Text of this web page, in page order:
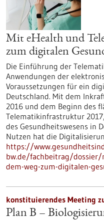
Mit eHealth und
zum digitalen
Die Einführung der
Anwendungen der
Voraussetzungen für ein
Deutschland. Mit dem
2016 und dem Beginn des
Telematikinfrastruktur
des Gesundheitswesens in
Nutzen hat die
https://
bw.de/fachbeitrag/
dem-weg-zum-digitalen-
konstituierendes Meeting
Plan B –